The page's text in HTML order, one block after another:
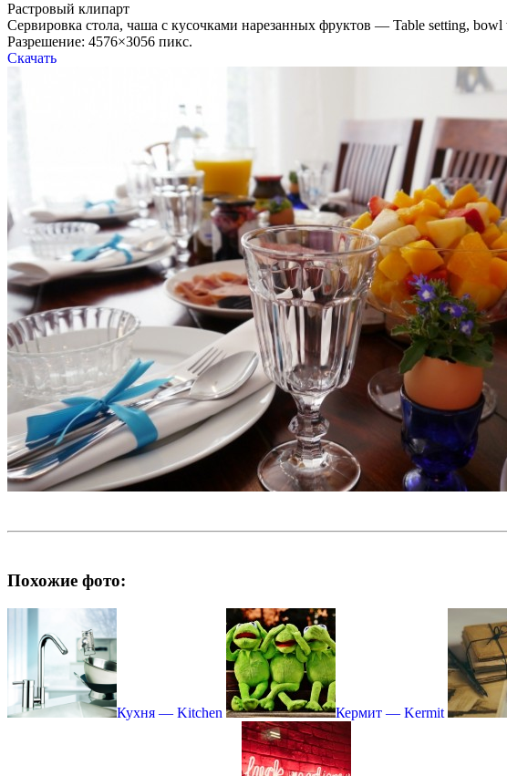
Растровый клипарт
Сервировка стола, чаша с кусочками нарезанных фруктов — Table setting,
Разрешение: 4576×3056 пикс.
Скачать
Похожие фото:
Кухня — Kitchen Кермит — Kermit